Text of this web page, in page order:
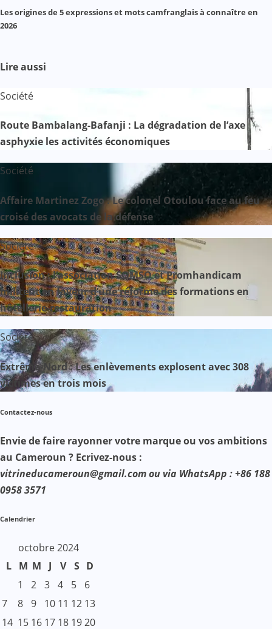
Les origines de 5 expressions et mots camfranglais à connaître en
2026
Lire aussi
Société
Route Bambalang-Bafanji : La dégradation de l’axe
asphyxie les activités économiques
Société
Affaire Martinez Zogo : Le colonel Otoulou face au feu
croisé des avocats de la défense
Société
Inclusion : l’association SOMSO et Promhandicam
militent en faveur d’une réforme des formations en
hôtellerie-restauration
Société
Extrême-Nord : Les enlèvements explosent avec 308
victimes en trois mois
Contactez-nous
Envie de faire rayonner votre marque ou vos ambitions
au Cameroun ? Ecrivez-nous :
vitrineducameroun@gmail.com ou via WhatsApp : +86 188
0958 3571
Calendrier
octobre 2024
L
M M J V S D
1
2 3 4 5
6
7
8 9 10 11 12 13
14 15 16 17 18 1920